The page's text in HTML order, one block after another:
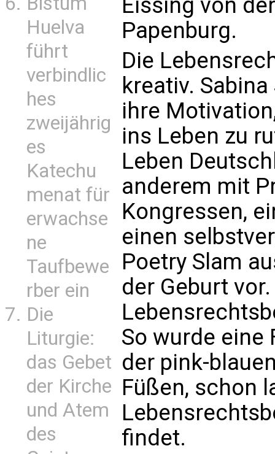
Huelva
führt
verbindlic
hes
zweijährig
es
Katechu
menat für
erwachse
ne
Taufbewe
rber ein
Die
Liturgie:
das Gebet
der Kirche
und Atem
des
Papenburg.
Die
kreativ.
ihre
ins Leben zu
Leben
anderem mit
Kongressen,
einen
Poetry Slam
der Geburt
So wurde eine
der pink-
Füßen, schon
findet.